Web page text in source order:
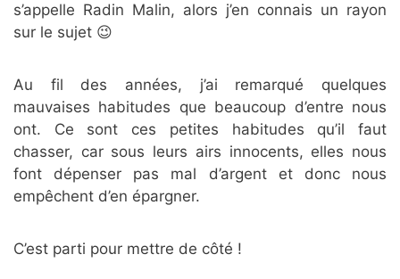
s’appelle Radin Malin, alors j’en connais un rayon
sur le sujet 😉
Au fil des années, j’ai remarqué quelques
mauvaises habitudes que beaucoup d’entre nous
ont. Ce sont ces petites habitudes qu’il faut
chasser, car sous leurs airs innocents, elles nous
font dépenser pas mal d’argent et donc nous
empêchent d’en épargner.
C’est parti pour mettre de côté !